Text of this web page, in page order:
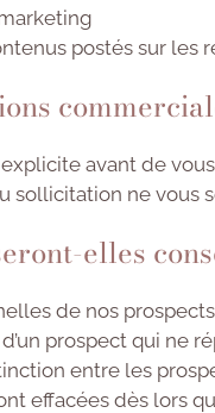
postés sur les
avant de
sollicitation ne vous
elles
de nos
prospect qui ne
entre les
effacées dès lors